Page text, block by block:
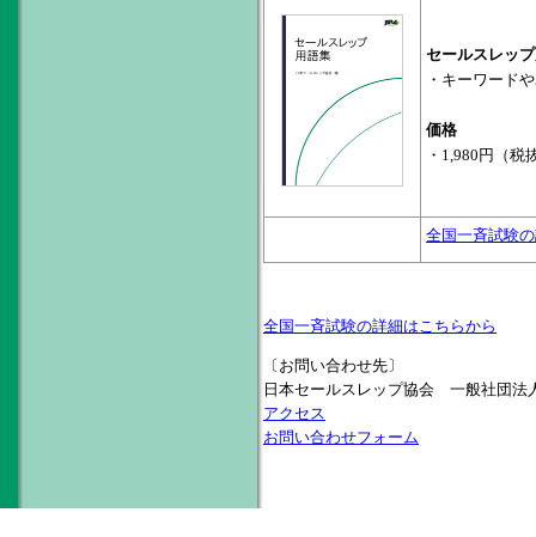
セールスレッ
・キーワード
価格
・1,980円（税
全国一斉試験
全国一斉試験の詳細はこちらから
〔お問い合わせ先〕
日本セールスレップ協会 一般社団法
アクセス
お問い合わせフォーム